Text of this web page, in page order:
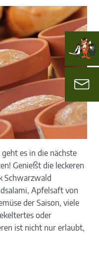
es in die nächste
Genießt die leckeren
Schwarzwald
Apfelsaft von
der Saison, viele
oder
ist nicht nur erlaubt,